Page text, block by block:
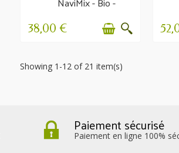
Wohlbefinden und
Mobilität
38,00 €
Showing 1-12 of 21 item(s)
Paiement sécurisé
Paiement en ligne 100%